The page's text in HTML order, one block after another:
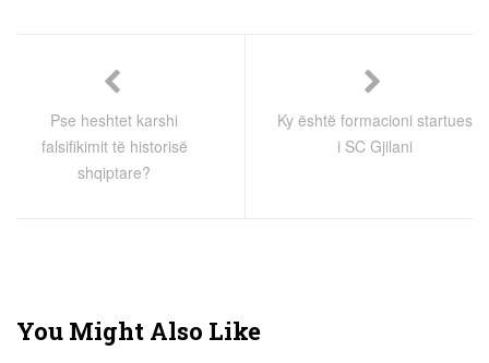
Pse heshtet karshi
falsifikimit të historisë
shqiptare?
Ky është formacioni startues
i SC Gjilani
You Might Also Like